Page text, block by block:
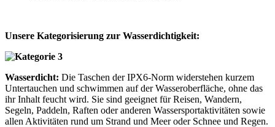
Unsere Kategorisierung zur Wasserdichtigkeit:
Wasserdicht: Die Taschen der IPX6-Norm widerstehen kurzem
Untertauchen und schwimmen auf der Wasseroberfläche, ohne das
ihr Inhalt feucht wird. Sie sind geeignet für Reisen, Wandern,
Segeln, Paddeln, Raften oder anderen Wassersportaktivitäten sowie
allen Aktivitäten rund um Strand und Meer oder Schnee und Regen.